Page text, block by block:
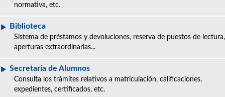
normativa, etc.
Biblioteca
Sistema de préstamos y devoluciones, reserva de puestos de lectura,
aperturas extraordinarias...
Secretaría de Alumnos
Consulta los trámites relativos a matriculación, calificaciones,
expedientes, certificados, etc.